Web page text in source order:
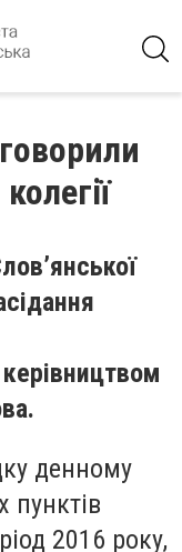
денному
пунктів
2016 року,